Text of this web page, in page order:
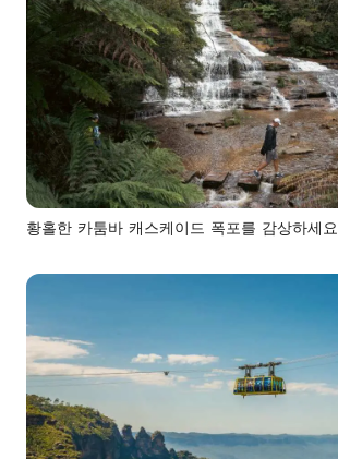
황홀한 카툼바 캐스케이드 폭포를 감상하세요